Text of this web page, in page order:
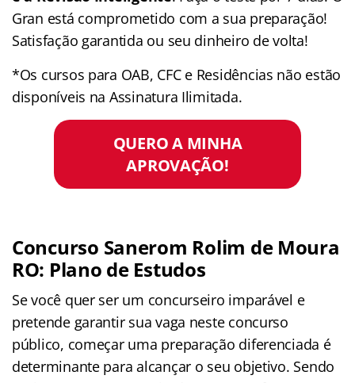
Gran está comprometido com a sua preparação!
Satisfação garantida ou seu dinheiro de volta!
*Os cursos para OAB, CFC e Residências não estão
disponíveis na Assinatura Ilimitada.
QUERO A MINHA
APROVAÇÃO!
Concurso Sanerom Rolim de Moura
RO: Plano de Estudos
Se você quer ser um concurseiro imparável e
pretende garantir sua vaga neste concurso
público, começar uma preparação diferenciada é
determinante para alcançar o seu objetivo. Sendo